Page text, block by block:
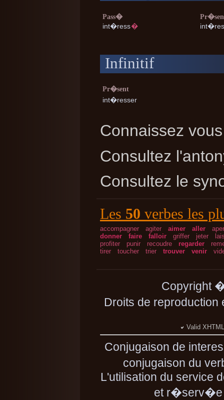
Pass�
int�ress�
Infinitif
Pr�sent
int�resser
Connaissez
Consultez
Consultez le
Les 50 verbes les
accompagner agiter aimer aller
donner
faire falloir griffer jeter
profiter
punir recoudre regarder
tirer
toucher trier trouver venir
Copyright
Droits de
Valid
Conjugaison de
conjugaison du
L'utilisation du service
et r�serv�e